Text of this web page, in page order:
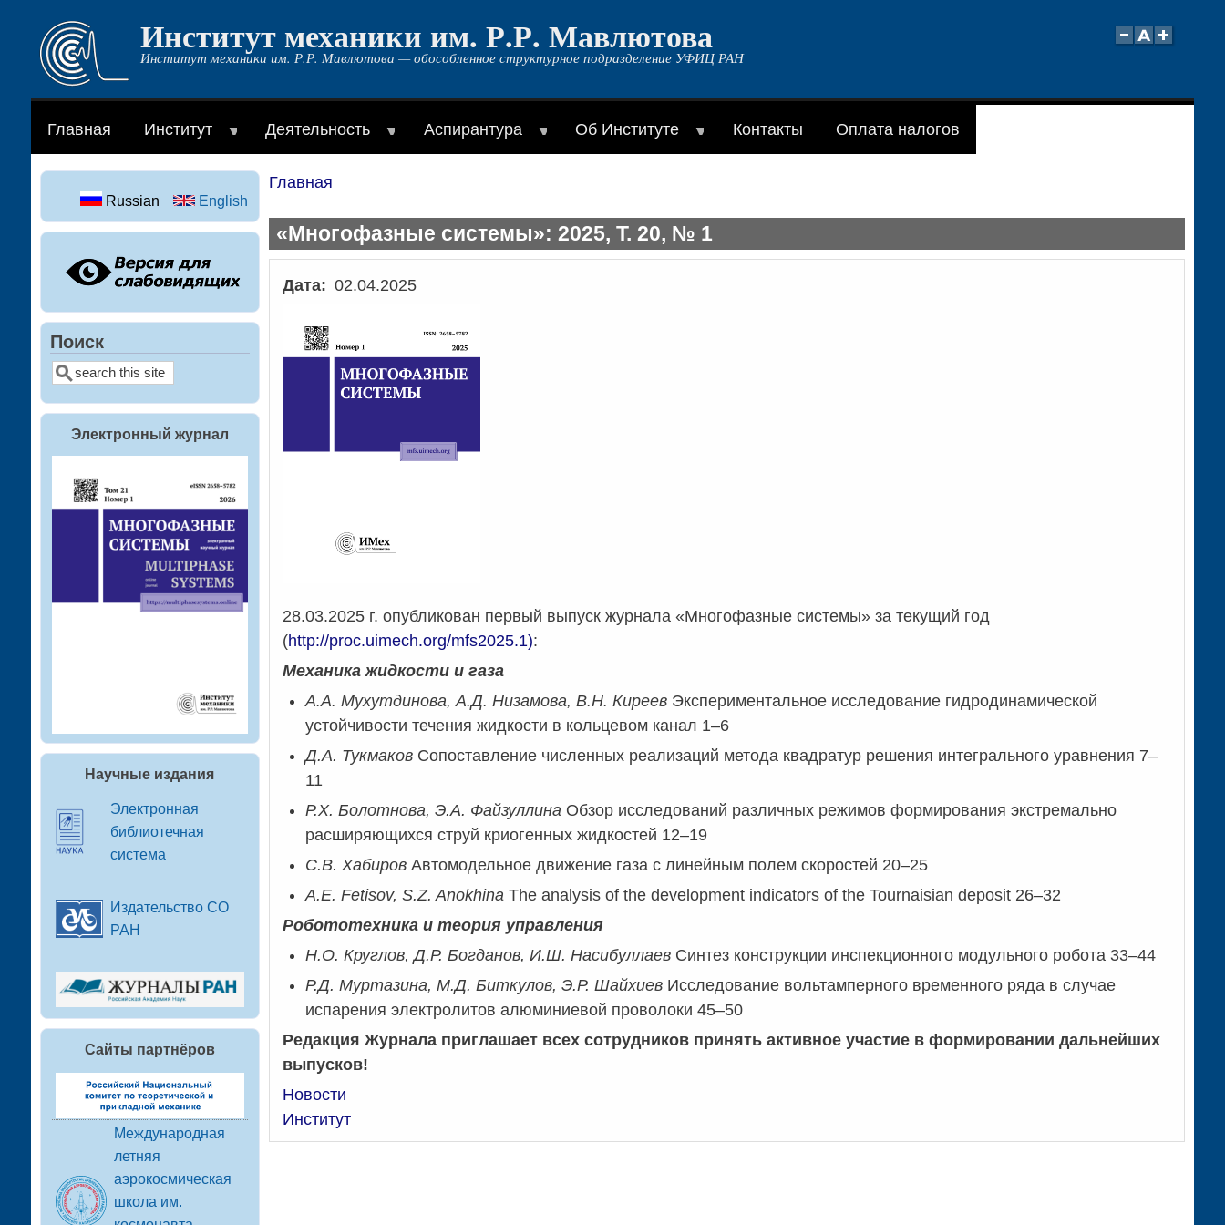
Перейти
основному
содержанию
Институт механики им. Р.Р. Мавлютова
Институт механики им. Р.Р. Мавлютова — обособленное структурное подразделение УФИЦ РАН
Главная Институт Деятельность Аспирантура Об Институте Контакты Оплата налогов
навигации
Главная
«Многофазные системы»: 2025, Т. 20, № 1
Дата 02.04.2025
28.03.2025 г. опубликован первый выпуск журнала «Многофазные системы» за текущий год
(http://proc.uimech.org/mfs2025.1):
Механика жидкости и газа
А.А. Мухутдинова, А.Д. Низамова, В.Н. Киреев Экспериментальное исследование гидродинамической
устойчивости течения жидкости в кольцевом канал 1–6
Д.А. Тукмаков Сопоставление численных реализаций метода квадратур решения интегрального уравнения 7–
11
Р.Х. Болотнова, Э.А. Файзуллина Обзор исследований различных режимов формирования экстремально
расширяющихся струй криогенных жидкостей 12–19
С.В. Хабиров Автомодельное движение газа с линейным полем скоростей 20–25
A.E. Fetisov, S.Z. Anokhina The analysis of the development indicators of the Tournaisian deposit 26–32
Робототехника и теория управления
Н.О. Круглов, Д.Р. Богданов, И.Ш. Насибуллаев Синтез конструкции инспекционного модульного робота 33–44
Р.Д. Муртазина, М.Д. Биткулов, Э.Р. ШайхиевИсследование вольтамперного временного ряда в случае
испарения электролитов алюминиевой проволоки 45–50
Редакция Журнала приглашает всех сотрудников принять активное участие в формировании дальнейших
выпусков!
Новости
Институт
Russian English
Поиск
Поиск
Электронный журнал
Научные издания
Электронная
библиотечная
система
Издательство СО
РАН
Сайты партнёров
Международная
летняя
аэрокосмическая
школа им.